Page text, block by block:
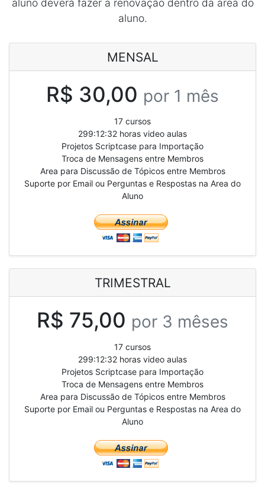
aluno deverá fazer a renovação dentro da area do
aluno.
MENSAL
R$ 30,00 por 1 mês
17 cursos
299:12:32 horas video aulas
Projetos Scriptcase para Importação
Troca de Mensagens entre Membros
Area para Discussão de Tópicos entre Membros
Suporte por Email ou Perguntas e Respostas na Area do
Aluno
TRIMESTRAL
R$ 75,00 por 3 mêses
17 cursos
299:12:32 horas video aulas
Projetos Scriptcase para Importação
Troca de Mensagens entre Membros
Area para Discussão de Tópicos entre Membros
Suporte por Email ou Perguntas e Respostas na Area do
Aluno